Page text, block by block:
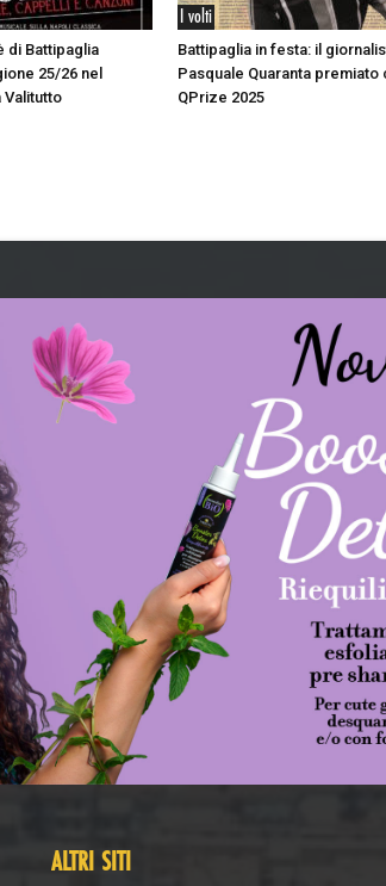
di Battipaglia
25/26 nel
Valitutto
I volti
Battipaglia in festa: il
Pasquale Quaranta premiato
QPrize 2025
ALTRI SITI